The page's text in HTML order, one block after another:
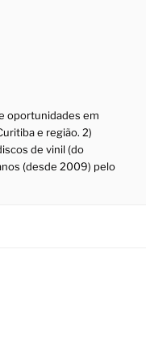
oportunidades em
e região. 2)
de vinil (do
(desde 2009) pelo